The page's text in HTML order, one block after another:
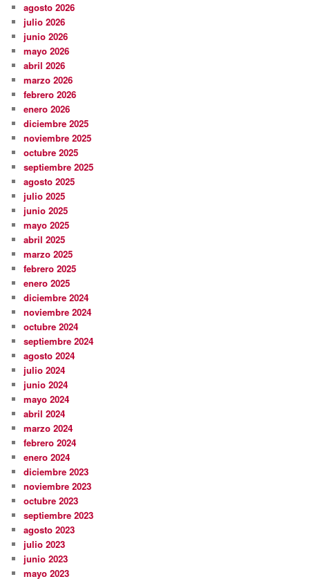
agosto 2026
julio 2026
junio 2026
mayo 2026
abril 2026
marzo 2026
febrero 2026
enero 2026
diciembre 2025
noviembre 2025
octubre 2025
septiembre 2025
agosto 2025
julio 2025
junio 2025
mayo 2025
abril 2025
marzo 2025
febrero 2025
enero 2025
diciembre 2024
noviembre 2024
octubre 2024
septiembre 2024
agosto 2024
julio 2024
junio 2024
mayo 2024
abril 2024
marzo 2024
febrero 2024
enero 2024
diciembre 2023
noviembre 2023
octubre 2023
septiembre 2023
agosto 2023
julio 2023
junio 2023
mayo 2023